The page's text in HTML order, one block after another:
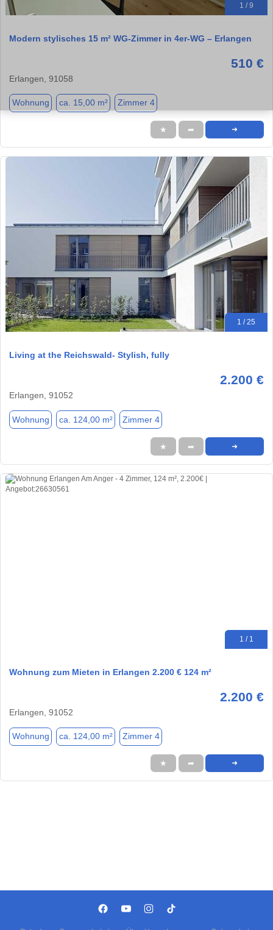
1 / 9
Modern stylisches 15 m² WG-Zimmer in 4er-WG – Erlangen
510 €
Erlangen, 91058
Wohnung ca. 15,00 m² Zimmer 4
★ ➦ ➜
1 / 25
Living at the Reichswald- Stylish, fully
2.200 €
Erlangen, 91052
Wohnung ca. 124,00 m² Zimmer 4
★ ➦ ➜
1 / 1
Wohnung zum Mieten in Erlangen 2.200 € 124 m²
2.200 €
Erlangen, 91052
Wohnung ca. 124,00 m² Zimmer 4
★ ➦ ➜